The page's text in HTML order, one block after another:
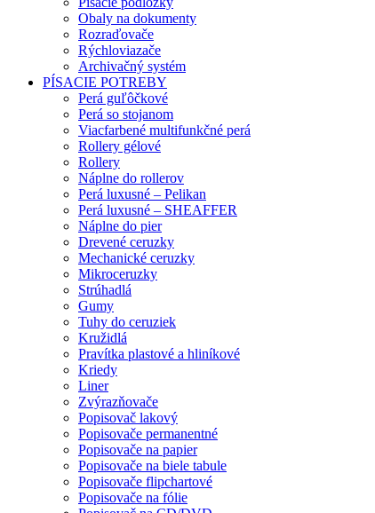
Obaly na dokumenty
Rozraďovače
Rýchloviazače
Archivačný systém
PÍSACIE POTREBY
Perá guľôčkové
Perá so stojanom
Viacfarbené multifunkčné perá
Rollery gélové
Rollery
Náplne do rollerov
Perá luxusné – Pelikan
Perá luxusné – SHEAFFER
Náplne do pier
Drevené ceruzky
Mechanické ceruzky
Mikroceruzky
Strúhadlá
Gumy
Tuhy do ceruziek
Kružidlá
Pravítka plastové a hliníkové
Kriedy
Liner
Zvýrazňovače
Popisovač lakový
Popisovače permanentné
Popisovače na papier
Popisovače na biele tabule
Popisovače flipchartové
Popisovače na fólie